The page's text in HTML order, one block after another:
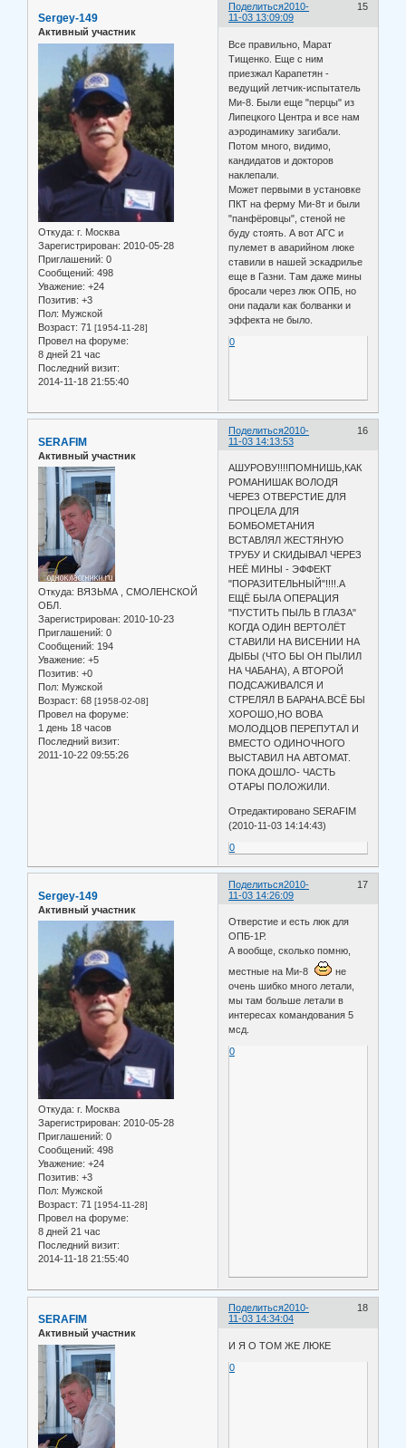
Поделиться 15
2010-
11-03 13:09:09
Sergey-149
Активный участник
Откуда: г. Москва
Зарегистрирован: 2010-05-28
Приглашений: 0
Сообщений: 498
Уважение: +24
Позитив: +3
Пол: Мужской
Возраст: 71 [1954-11-28]
Провел на форуме:
8 дней 21 час
Последний визит:
2014-11-18 21:55:40
Все правильно, Марат
Тищенко. Еще с ним
приезжал Карапетян -
ведущий летчик-испытатель
Ми-8. Были еще "перцы" из
Липецкого Центра и все нам
аэродинамику загибали.
Потом много, видимо,
кандидатов и докторов
наклепали.
Может первыми в установке
ПКТ на ферму Ми-8т и были
"панфёровцы", стеной не
буду стоять. А вот АГС и
пулемет в аварийном люке
ставили в нашей эскадрилье
еще в Газни. Там даже мины
бросали через люк ОПБ, но
они падали как болванки и
эффекта не было.
0
Поделиться 16
2010-
11-03 14:13:53
SERAFIM
Активный участник
Откуда: ВЯЗЬМА , СМОЛЕНСКОЙ
ОБЛ.
Зарегистрирован: 2010-10-23
Приглашений: 0
Сообщений: 194
Уважение: +5
Позитив: +0
Пол: Мужской
Возраст: 68 [1958-02-08]
Провел на форуме:
1 день 18 часов
Последний визит:
2011-10-22 09:55:26
АШУРОВУ!!!!ПОМНИШЬ,КАК
РОМАНИШАК ВОЛОДЯ
ЧЕРЕЗ ОТВЕРСТИЕ ДЛЯ
ПРОЦЕЛА ДЛЯ
БОМБОМЕТАНИЯ
ВСТАВЛЯЛ ЖЕСТЯНУЮ
ТРУБУ И СКИДЫВАЛ ЧЕРЕЗ
НЕЁ МИНЫ - ЭФФЕКТ
"ПОРАЗИТЕЛЬНЫЙ"!!!!.А
ЕЩЁ БЫЛА ОПЕРАЦИЯ
"ПУСТИТЬ ПЫЛЬ В ГЛАЗА"
КОГДА ОДИН ВЕРТОЛЁТ
СТАВИЛИ НА ВИСЕНИИ НА
ДЫБЫ (ЧТО БЫ ОН ПЫЛИЛ
НА ЧАБАНА), А ВТОРОЙ
ПОДСАЖИВАЛСЯ И
СТРЕЛЯЛ В БАРАНА.ВСЁ БЫ
ХОРОШО,НО ВОВА
МОЛОДЦОВ ПЕРЕПУТАЛ И
ВМЕСТО ОДИНОЧНОГО
ВЫСТАВИЛ НА АВТОМАТ.
ПОКА ДОШЛО- ЧАСТЬ
ОТАРЫ ПОЛОЖИЛИ.
Отредактировано SERAFIM
(2010-11-03 14:14:43)
0
Поделиться 17
2010-
11-03 14:26:09
Sergey-149
Активный участник
Откуда: г. Москва
Зарегистрирован: 2010-05-28
Приглашений: 0
Сообщений: 498
Уважение: +24
Позитив: +3
Пол: Мужской
Возраст: 71 [1954-11-28]
Провел на форуме:
8 дней 21 час
Последний визит:
2014-11-18 21:55:40
Отверстие и есть люк для
ОПБ-1Р.
А вообще, сколько помню,
местные на Ми-8
не
очень шибко много летали,
мы там больше летали в
интересах командования 5
мсд.
0
Поделиться 18
2010-
11-03 14:34:04
SERAFIM
Активный участник
И Я О ТОМ ЖЕ ЛЮКЕ
0